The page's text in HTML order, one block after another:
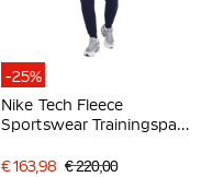
-25%
Nike Tech Fleece
Sportswear Trainingspak
€ 163,98 € 220,00